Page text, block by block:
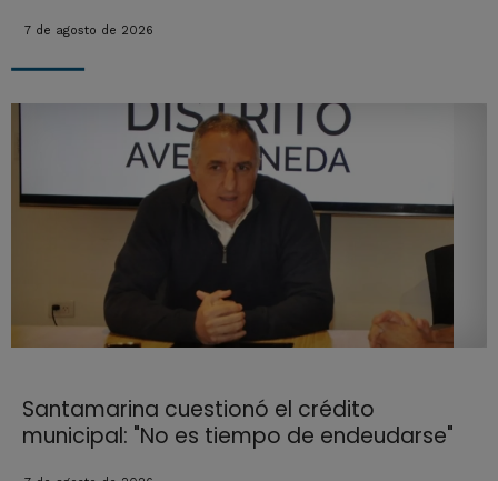
7 de agosto de 2026
Santamarina cuestionó el crédito
municipal: "No es tiempo de endeudarse"